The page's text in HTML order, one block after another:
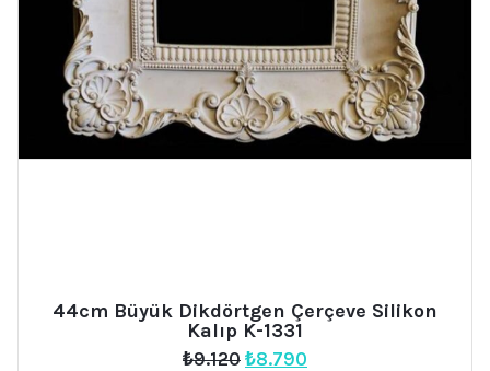
44cm Büyük Dikdörtgen Çerçeve Silikon
Kalıp K-1331
₺9.120 Orijinal
₺8.790